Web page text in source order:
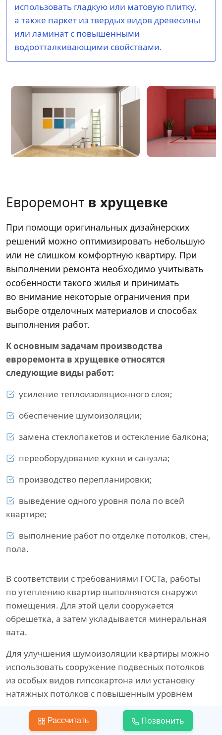
использовать гладкую или матовую плитку,
а также паркет из твердых видов древесины
или ламинат с повышенными
водоотталкивающими свойствами.
Евроремонт в хрущевке
При помощи оригинальных дизайнерских
решений можно оптимизировать небольшую
или не слишком комфортную квартиру. При
выполнении ремонта необходимо учитывать
особенности такого жилья и принимать
во внимание некоторые ограничения при
выборе отделочных материалов и способах
выполнения работ.
К основным задачам производства
евроремонта в хрущевке относятся
следующие виды работ:
усиление теплоизоляционного слоя;
обеспечение шумоизоляции;
замена стеклопакетов и остекление балкона;
переоборудование кухни и санузла;
производство перепланировки;
выведение одного уровня пола по всей
квартире;
выполнение работ по отделке потолков, стен,
пола.
В соответствии с требованиями ГОСТа, работы
по утеплению квартир выполняются снаружи
помещения. Для этой цели сооружается
обрешетка, а затем укладывается минеральная
вата.
Для улучшения шумоизоляции квартиры можно
использовать сооружение подвесных потолков
из особых видов гипсокартона или установку
натяжных потолков с повышенным уровнем
звукопоглощения.
Для звукоизоляции пола хорошо подходит
Рассчитать Позвонить